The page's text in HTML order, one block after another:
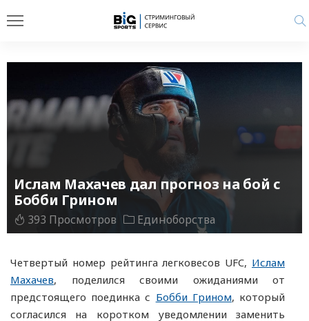
Ислам Махачев дал прогноз на бой с
Бобби Грином
393 Просмотров Единоборства
Четвертый номер рейтинга легковесов UFC, Ислам
Махачев, поделился своими ожиданиями от
предстоящего поединка с Бобби Грином, который
согласился на коротком уведомлении заменить